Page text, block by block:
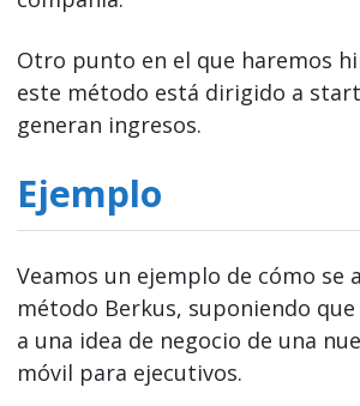
Otro punto en el que haremos
este método está dirigido a
generan ingresos.
Ejemplo
Veamos un ejemplo de cómo se
método Berkus, suponiendo
a una idea de negocio de una
móvil para ejecutivos.